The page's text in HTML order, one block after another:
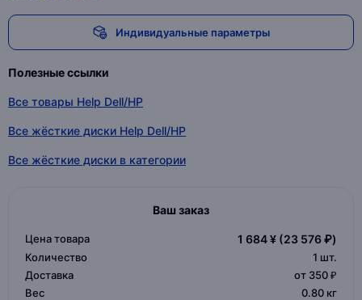
Индивидуальные параметры
Полезные ссылки
Все товары Help Dell/HP
Все жёсткие диски Help Dell/HP
Все жёсткие диски в категории
Ваш заказ
Цена товара 1 684 ¥ (23 576 ₽)
Количество 1 шт.
Доставка
от 350 ₽
Вес
0.80 кг